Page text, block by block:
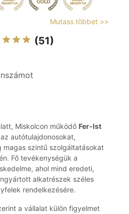
Mutass többet >>
(51)
Miskolcon működő Fer-Ist
autótulajdonosokat,
magas szintű szolgáltatásokat
Fő tevékenységük a
ahol mind eredeti,
alkatrészek széles
rendelkezésére.
a vállalat külön figyelmet